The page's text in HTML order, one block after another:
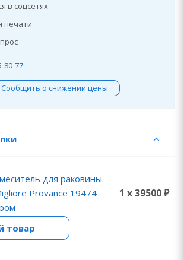
в соцсетях
печати
80-77
Сообщить о снижении цены
для раковины
Provance 19474
1 x 39500 ₽
товар